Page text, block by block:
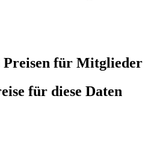
für Mitglieder
für diese Daten